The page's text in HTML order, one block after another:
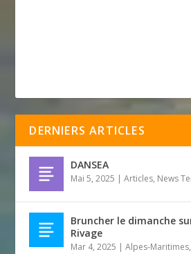
DERNIERS ARTICLES
DANSEA
Mai 5, 2025 |Articles, News
Bruncher le dimanche
Rivage
Mar 4, 2025 |Alpes-Maritimes